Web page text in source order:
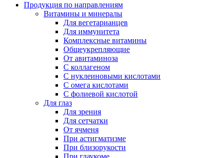
Продукция по направлениям
Витамины и минералы
Для вегетарианцев
Для иммунитета
Комплексные витамины
Общеукрепляющие
От авитаминоза
С коллагеном
С нуклеиновыми кислотами
С омега кислотами
С фолиевой кислотой
Для глаз
Для зрения
Для сетчатки
От ячменя
При астигматизме
При близорукости
При глаукоме